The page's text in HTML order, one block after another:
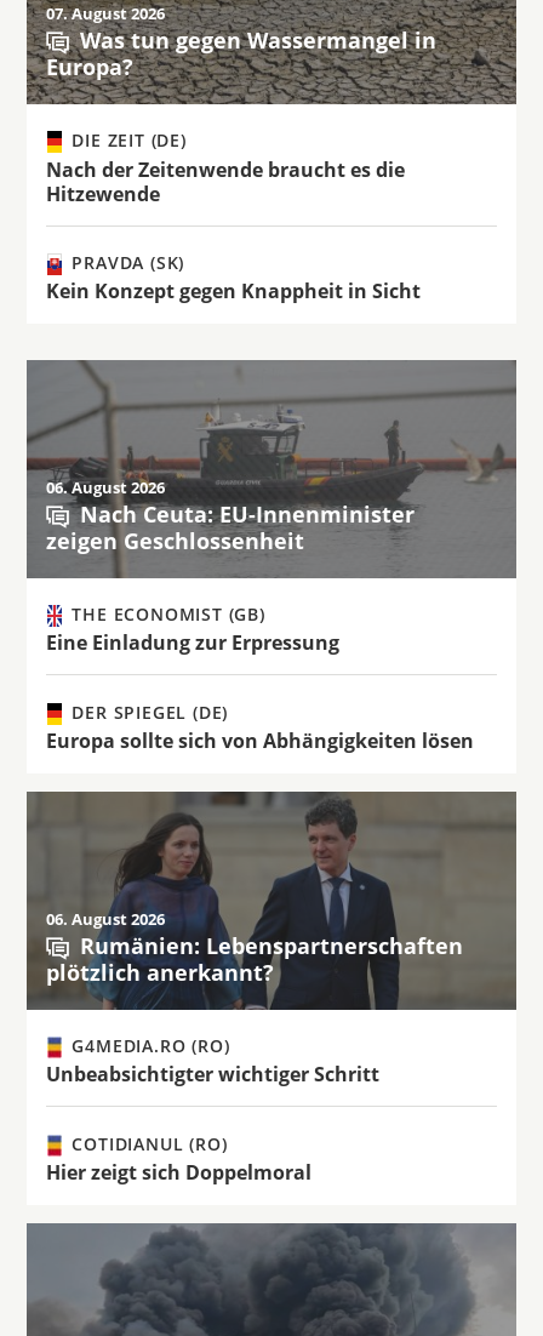
07. August 2026
Was tun gegen Wassermangel in
Europa?
DIE ZEIT (DE)
Nach der Zeitenwende braucht es die
Hitzewende
PRAVDA (SK)
Kein Konzept gegen Knappheit in Sicht
06. August 2026
Nach Ceuta: EU-Innenminister
zeigen Geschlossenheit
THE ECONOMIST (GB)
Eine Einladung zur Erpressung
DER SPIEGEL (DE)
Europa sollte sich von Abhängigkeiten lösen
06. August 2026
Rumänien: Lebenspartnerschaften
plötzlich anerkannt?
G4MEDIA.RO (RO)
Unbeabsichtigter wichtiger Schritt
COTIDIANUL (RO)
Hier zeigt sich Doppelmoral